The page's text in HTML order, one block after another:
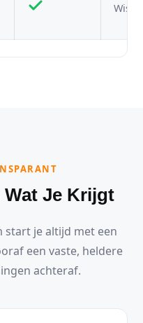
Wat Je Krijgt
start je altijd met een
een vaste, heldere
achteraf.